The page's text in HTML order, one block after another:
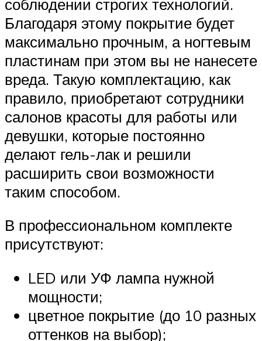
соблюдении строгих технологий.
Благодаря этому покрытие будет
максимально прочным, а ногтевым
пластинам при этом вы не нанесете
вреда. Такую комплектацию, как
правило, приобретают сотрудники
салонов красоты для работы или
девушки, которые постоянно
делают гель-лак и решили
расширить свои возможности
таким способом.
В профессиональном комплекте
присутствуют:
LED или УФ лампа нужной
мощности;
цветное покрытие (до 10 разных
оттенков на выбор);